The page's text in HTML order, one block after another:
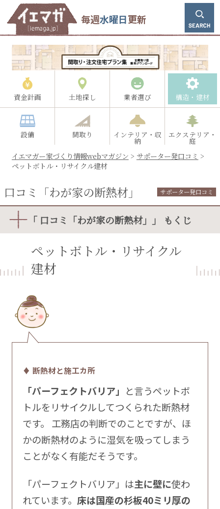
毎週水曜日更新
資金計画 土地探し 業者選び 構造・建材
設備 間取り インテリア・収
納
エクステリア・
庭
イエマガー家づくり情報webマガジン > サポーター発口コミ >
ペットボトル・リサイクル建材
口コミ「わが家の断熱材」 サポーター発口コミ
「 口コミ「わが家の断熱材」」 もくじ
ペットボトル・リサイクル
建材
♦ 断熱材と施工カ所
「パーフェクトバリア」 と言うペットボ
トルをリサイクルしてつくられた断熱材
です。 工務店の判断でのことですが、ほ
かの断熱材のように湿気を吸ってしまう
ことがなく有能だそうです。
「パーフェクトバリア」は主に壁に使わ
れています。 床は国産の杉板40ミリ厚の